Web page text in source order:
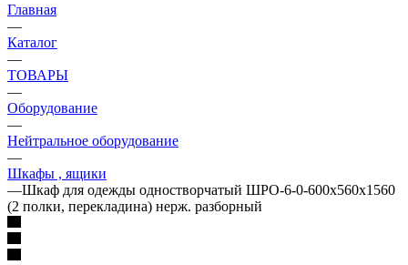
Главная
—
Каталог
—
ТОВАРЫ
—
Оборудование
—
Нейтральное оборудование
—
Шкафы , ящики
—Шкаф для одежды одностворчатый ШРО-6-0-600х560х1560
(2 полки, перекладина) нерж. разборный